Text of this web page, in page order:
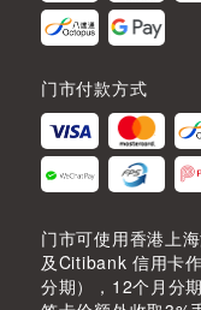
门市付款方式
门市可使用香港上
及Citibank 信用卡
分期），12个月分